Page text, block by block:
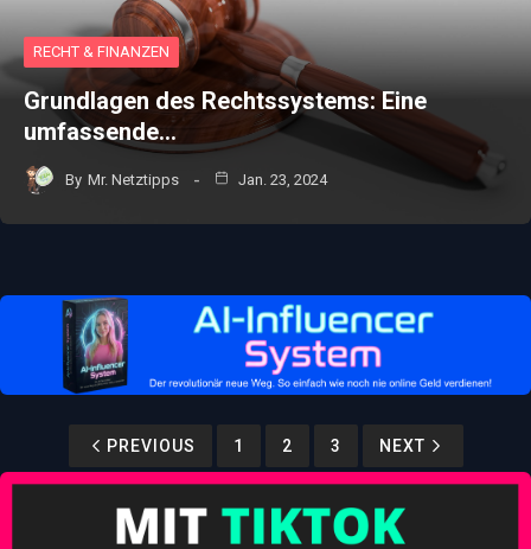
RECHT & FINANZEN
Grundlagen des Rechtssystems: Eine
umfassende…
By Mr. Netztipps Jan. 23, 2024
PREVIOUS 1 2 3 NEXT